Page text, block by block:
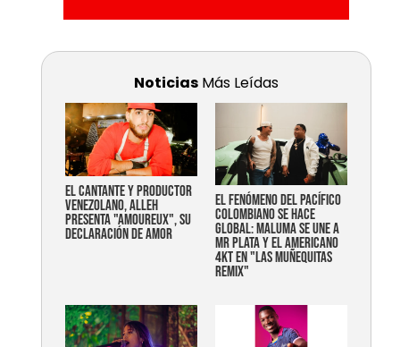
Noticias Más Leídas
EL CANTANTE Y PRODUCTOR
VENEZOLANO, ALLEH
PRESENTA "AMOUREUX", SU
DECLARACIÓN DE AMOR
EL FENÓMENO DEL PACÍFICO
COLOMBIANO SE HACE
GLOBAL: MALUMA SE UNE A
MR PLATA Y EL AMERICANO
4KT EN "LAS MUÑEQUITAS
REMIX"